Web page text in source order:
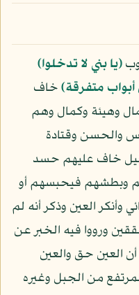
﴿يا بني لا تدخلوا﴾
متفرقة﴾خاف
وهيئة وكمال وهم
والحسن وقتادة
خاف عليهم حسد
وبطشهم فيحبسهم أو
العين وذكر أنه لم
ورووا فيه الخبر عن
أن العين حق والعين
من الجبل وغيره